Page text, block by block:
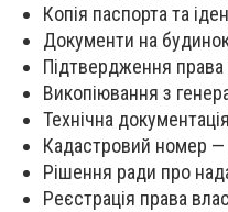
Копія паспорта та
Документи на
Підтвердження
Викопіювання з
Технічна
Кадастровий номер —
Рішення ради про
Реєстрація права